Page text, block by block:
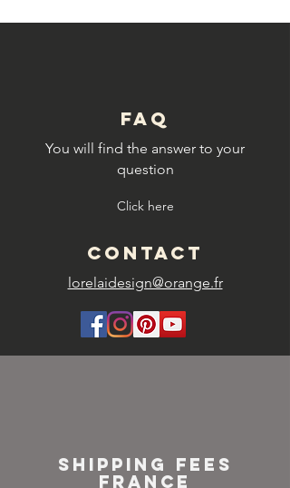
FAQ
You will find the answer to your
question
Click here
CONTACT
lorelaidesign@orange.fr
SHIPPING FEES
FRANCE